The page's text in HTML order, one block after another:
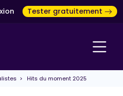
Tester gratuitement
> Hits du moment 2025